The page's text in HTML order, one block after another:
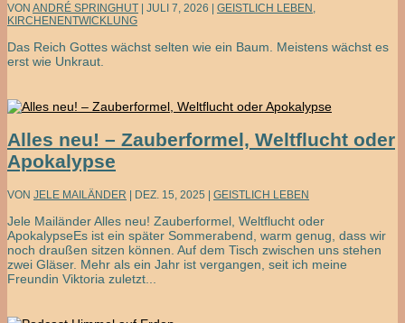
VON ANDRÉ SPRINGHUT | JULI 7, 2026 | GEISTLICH LEBEN,
KIRCHENENTWICKLUNG
Das Reich Gottes wächst selten wie ein Baum. Meistens wächst es
erst wie Unkraut.
Alles neu! – Zauberformel, Weltflucht oder
Apokalypse
VON JELE MAILÄNDER | DEZ. 15, 2025 | GEISTLICH LEBEN
Jele Mailänder Alles neu! Zauberformel, Weltflucht oder
ApokalypseEs ist ein später Sommerabend, warm genug, dass wir
noch draußen sitzen können. Auf dem Tisch zwischen uns stehen
zwei Gläser. Mehr als ein Jahr ist vergangen, seit ich meine
Freundin Viktoria zuletzt...